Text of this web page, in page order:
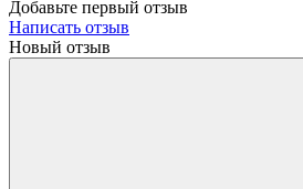
Добавьте первый отзыв
Написать отзыв
Новый отзыв